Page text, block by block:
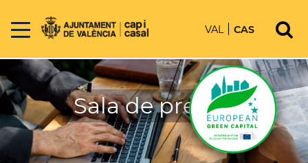
VAL CAS
Sala de prensa